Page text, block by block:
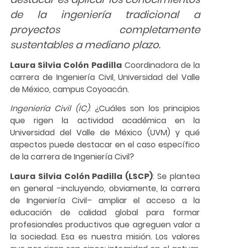
de la ingeniería tradicional a
proyectos completamente
sustentables a mediano plazo.
Laura Silvia Colón Padilla Coordinadora de la
carrera de Ingeniería Civil, Universidad del Valle
de México, campus Coyoacán.
Ingeniería Civil (IC): ¿Cuáles son los principios
que rigen la actividad académica en la
Universidad del Valle de México (UVM) y qué
aspectos puede destacar en el caso específico
de la carrera de Ingeniería Civil?
Laura Silvia Colón Padilla (LSCP): Se plantea
en general –incluyendo, obviamente, la carrera
de Ingeniería Civil– ampliar el acceso a la
educación de calidad global para formar
profesionales productivos que agreguen valor a
la sociedad. Esa es nuestra misión. Los valores